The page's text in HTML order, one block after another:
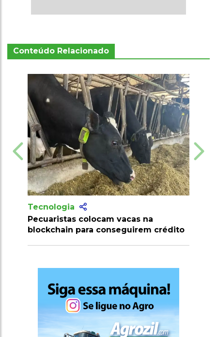
Conteúdo Relacionado
na
crédito
Tecnologia
Produtores recebem mais de 10
milhões de doses de vacinas contra